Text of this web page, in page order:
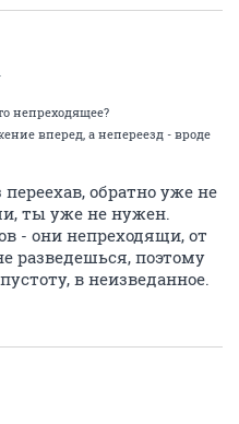
непреходящее?
вперед, а непереезд - вроде
обратно уже не
ты уже не нужен.
- они непреходящи, от
разведешься, поэтому
в неизведанное.